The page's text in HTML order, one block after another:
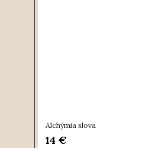
Alchýmia slova
14 €